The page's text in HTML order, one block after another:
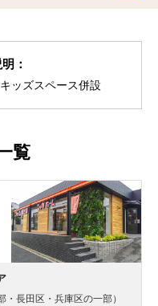
：
キッズスペース併設
覧
長田区・兵庫区の一部）